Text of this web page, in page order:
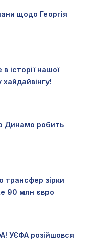
щодо Георгія
історії нашої
Динамо робить
трансфер зірки
90 млн євро
УЄФА розійшовся